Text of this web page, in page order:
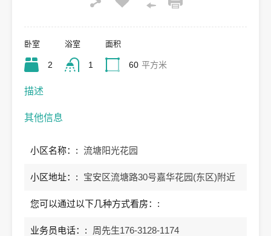
卧室
2
浴室
1
面积
60 平方米
描述
其他信息
小区名称：: 流塘阳光花园
小区地址：: 宝安区流塘路30号嘉华花园(东区)附近
您可以通过以下几种方式看房：:
业务员电话：: 周先生176-3128-1174